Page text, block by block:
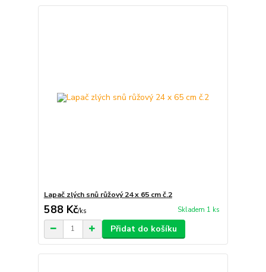
Lapač zlých snů růžový 24 x 65 cm č.2
588 Kč/ks Skladem 1 ks
Přidat do košíku